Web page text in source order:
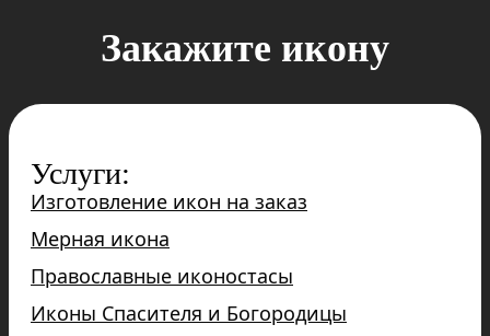
Закажите икону
Услуги:
Изготовление икон на заказ
Мерная икона
Православные иконостасы
Иконы Спасителя и Богородицы